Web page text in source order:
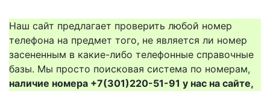
Наш сайт предлагает проверить любой номер
телефона на предмет того, не является ли номер
засененным в какие-либо телефонные справочные
базы. Мы просто поисковая система по номерам,
наличие номера +7(301)220-51-91 у нас на сайте,